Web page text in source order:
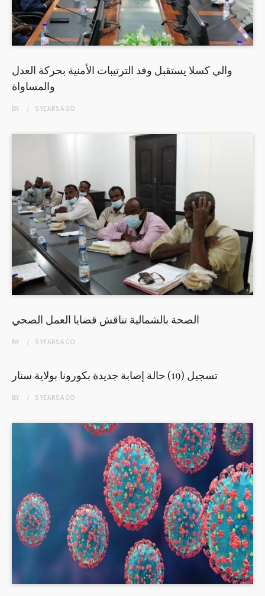
والي كسلا يستقبل وفد الترتيبات الأمنية بحركة العدل
والمساواة
BY 5 YEARSAGO
الصحة بالشمالية تناقش قضايا العمل الصحي
BY 5 YEARSAGO
تسجيل (19) حالة إصابة جديدة بكورونا بولاية سنار
BY 5 YEARSAGO